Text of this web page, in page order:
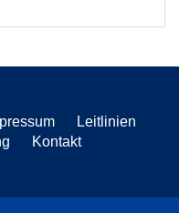
Leitlinien
Kontakt